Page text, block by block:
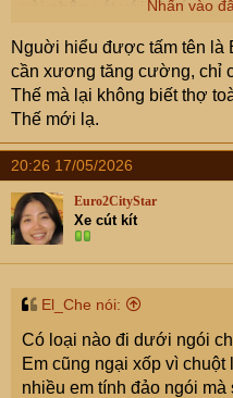
vài nhận xét với. E cám ơn!
Nhấn vào
Nguời hiểu được tấm tên là
cần xương tăng cường, chỉ
Thế mà lại không biết thợ
Thế mới lạ.
20:26 17/05/2026
Euro2CityStar
Xe cút kít
El_Che nói:
Có loại nào đi dưới ngói
Em cũng ngại xốp vì chuột
nhiều em tính đảo ngói